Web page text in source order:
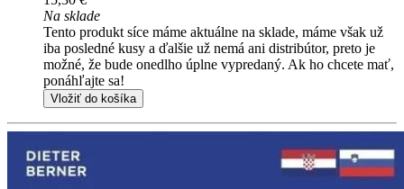
Na sklade
Tento produkt síce máme aktuálne na sklade, máme však už
iba posledné kusy a ďalšie už nemá ani distribútor, preto je
možné, že bude onedlho úplne vypredaný. Ak ho chcete mať,
ponáhľajte sa!
Vložiť do košíka